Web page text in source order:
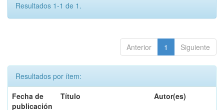
Resultados 1-1 de 1.
Anterior 1 Siguiente
Resultados por ítem:
Fecha de
publicación
Título Autor(es)